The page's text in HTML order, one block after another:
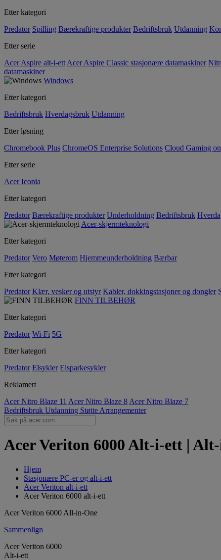
Etter kategori
Predator Spilling Bærekraftige produkter Bedriftsbruk Utdanning
Etter serie
Acer Aspire alt-i-ett Acer Aspire Classic stasjonære datamaskiner
datamaskiner
Windows
Etter kategori
Bedriftsbruk Hverdagsbruk Utdanning
Etter løsning
Chromebook Plus ChromeOS Enterprise Solutions Cloud Gaming
Etter serie
Acer Iconia
Etter kategori
Predator Bærekraftige produkter Underholdning Bedriftsbruk
Acer-skjermteknologi
Etter kategori
Predator Vero Møterom Hjemmeunderholdning Bærbar
Etter kategori
Predator Klær, vesker og utstyr Kabler, dokkingstasjoner og dongler
FINN TILBEHØR
Etter kategori
Predator Wi-Fi 5G
Etter kategori
Predator Elsykler Elsparkesykler
Reklamert
Acer Nitro Blaze 11 Acer Nitro Blaze 8 Acer Nitro Blaze 7
Bedriftsbruk Utdanning Støtte Arrangementer
Acer Veriton 6000 Alt-i-ett |
Hjem
Stasjonære PC-er og alt-i-ett
Acer Veriton alt-i-ett
Acer Veriton 6000 alt-i-ett
Acer Veriton 6000 All-in-One
Sammenlign
Acer Veriton 6000
Alt-i-ett